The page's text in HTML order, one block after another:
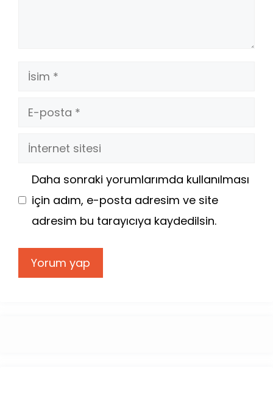
İsim
E-
İnternet
Daha sonraki yorumlarımda kullanılması
için adım, e-posta adresim ve site
adresim bu tarayıcıya kaydedilsin.